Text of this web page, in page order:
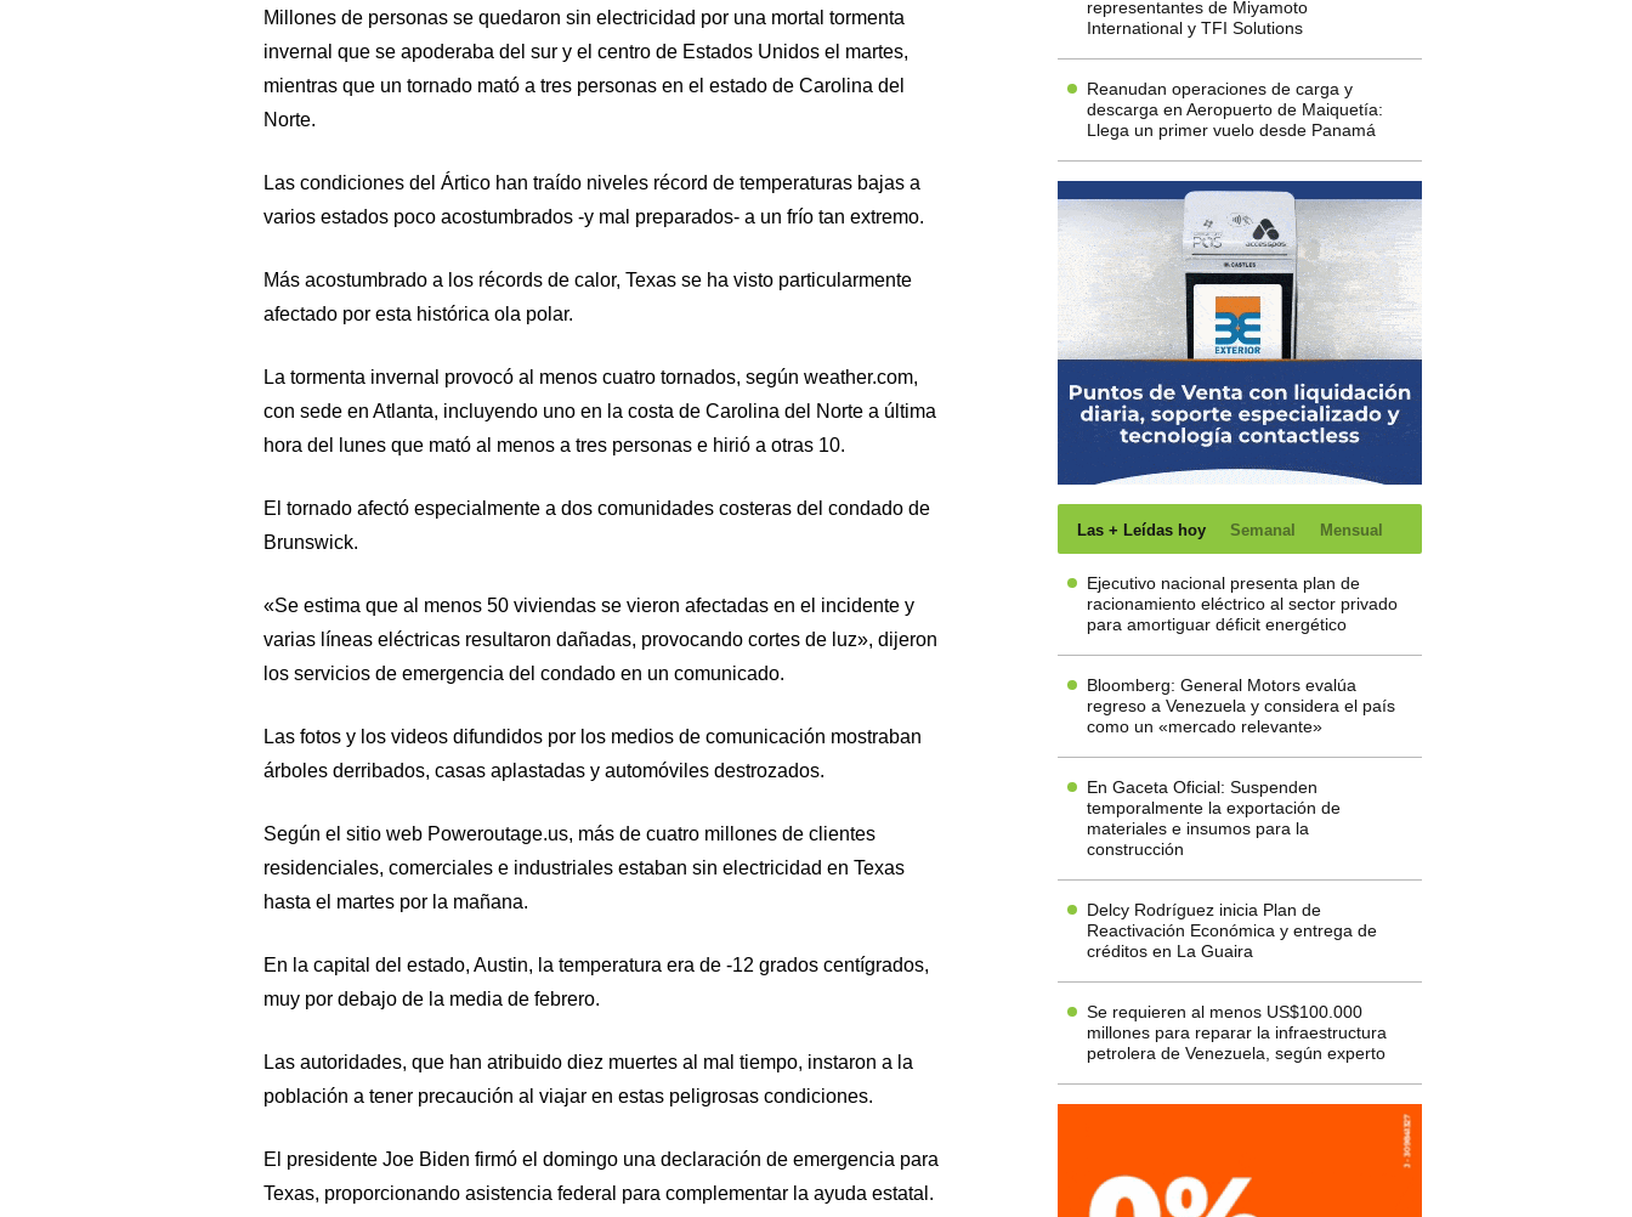
Millones de personas se quedaron sin electricidad por una mortal tormenta
invernal que se apoderaba del sur y el centro de Estados Unidos el martes,
mientras que un tornado mató a tres personas en el estado de Carolina del
Norte.
Las condiciones del Ártico han traído niveles récord de temperaturas bajas a
varios estados poco acostumbrados -y mal preparados- a un frío tan extremo.
Más acostumbrado a los récords de calor, Texas se ha visto particularmente
afectado por esta histórica ola polar.
La tormenta invernal provocó al menos cuatro tornados, según weather.com,
con sede en Atlanta, incluyendo uno en la costa de Carolina del Norte a última
hora del lunes que mató al menos a tres personas e hirió a otras 10.
El tornado afectó especialmente a dos comunidades costeras del condado de
Brunswick.
«Se estima que al menos 50 viviendas se vieron afectadas en el incidente y
varias líneas eléctricas resultaron dañadas, provocando cortes de luz», dijeron
los servicios de emergencia del condado en un comunicado.
Las fotos y los videos difundidos por los medios de comunicación mostraban
árboles derribados, casas aplastadas y automóviles destrozados.
Según el sitio web Poweroutage.us, más de cuatro millones de clientes
residenciales, comerciales e industriales estaban sin electricidad en Texas
hasta el martes por la mañana.
En la capital del estado, Austin, la temperatura era de -12 grados centígrados,
muy por debajo de la media de febrero.
Las autoridades, que han atribuido diez muertes al mal tiempo, instaron a la
población a tener precaución al viajar en estas peligrosas condiciones.
El presidente Joe Biden firmó el domingo una declaración de emergencia para
Texas, proporcionando asistencia federal para complementar la ayuda estatal.
representantes de Miyamoto
International y TFI Solutions
Reanudan operaciones de carga y
descarga en Aeropuerto de Maiquetía:
Llega un primer vuelo desde Panamá
Las + Leídas hoy Semanal Mensual
Ejecutivo nacional presenta plan de
racionamiento eléctrico al sector privado
para amortiguar déficit energético
Bloomberg: General Motors evalúa
regreso a Venezuela y considera el país
como un «mercado relevante»
En Gaceta Oficial: Suspenden
temporalmente la exportación de
materiales e insumos para la
construcción
Delcy Rodríguez inicia Plan de
Reactivación Económica y entrega de
créditos en La Guaira
Se requieren al menos US$100.000
millones para reparar la infraestructura
petrolera de Venezuela, según experto